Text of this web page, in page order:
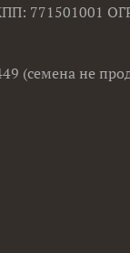
771501001
(семена не